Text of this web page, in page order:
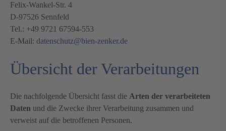
Felix-Wankel-Str. 4
D-97526 Sennfeld
Tel.: +49 9721 67594-553
E-Mail: datenschutz@bien-zenker.de
Übersicht der Verarbeitungen
Die nachfolgende Übersicht fasst die Arten der verarbeiteten
Daten und die Zwecke ihrer Verarbeitung zusammen und
verweist auf die betroffenen Personen.